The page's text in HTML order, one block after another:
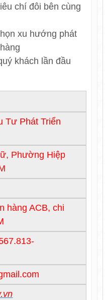
chí đôi bên cùng
xu hướng phát
khách lần đầu
Tư Phát Triển
Phường Hiệp
hàng ACB, chi